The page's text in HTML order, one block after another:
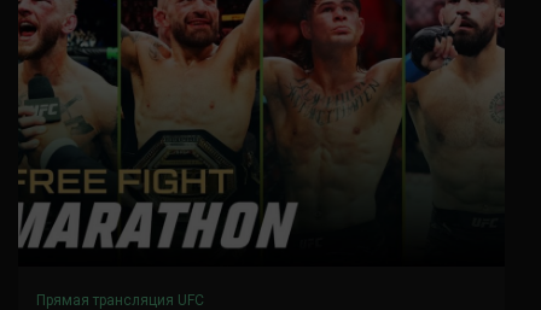
Прямая трансляция UFC